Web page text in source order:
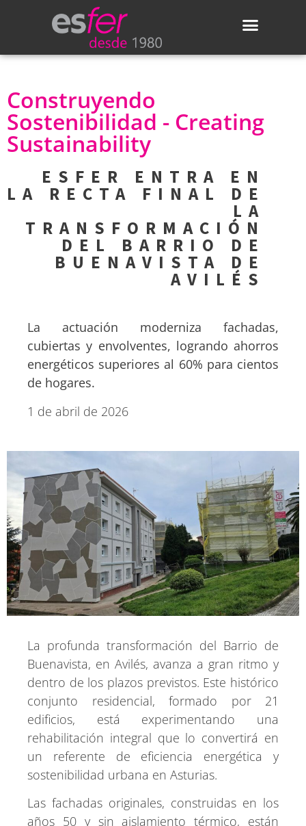
Construyendo
Sostenibilidad - Creating
Sustainability
ESFER ENTRA EN
LA RECTA FINAL DE
LA
TRANSFORMACIÓN
DEL BARRIO DE
BUENAVISTA DE
AVILÉS
La actuación moderniza fachadas,
cubiertas y envolventes, logrando ahorros
energéticos superiores al 60% para cientos
de hogares.
1 de abril de 2026
La profunda transformación del Barrio de
Buenavista, en Avilés, avanza a gran ritmo y
dentro de los plazos previstos. Este histórico
conjunto residencial, formado por 21
edificios, está experimentando una
rehabilitación integral que lo convertirá en
un referente de eficiencia energética y
sostenibilidad urbana en Asturias.
Las fachadas originales, construidas en los
años 50 y sin aislamiento térmico, están